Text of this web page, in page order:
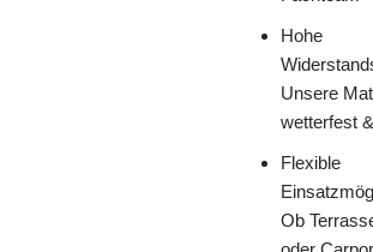
Hohe
Unsere
wetterfest
Flexible
Ob